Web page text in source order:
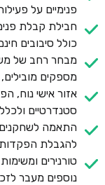
פנימיים על
חבילת קבלת
כולל סיבובים
מבחר רחב של
מספקים
אזור אישי נוח,
סטנדרטיים
התאמה
להגבלת הפקדות,
טורנירים
נוספים מעבר